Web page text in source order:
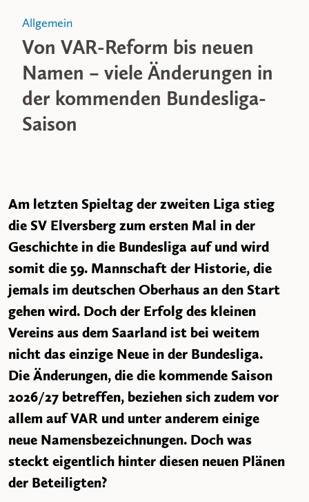
Allgemein
Von VAR-Reform bis neuen
Namen – viele Änderungen in
der kommenden Bundesliga-
Saison
Am letzten Spieltag der zweiten Liga stieg
die SV Elversberg zum ersten Mal in der
Geschichte in die Bundesliga auf und wird
somit die 59. Mannschaft der Historie, die
jemals im deutschen Oberhaus an den Start
gehen wird. Doch der Erfolg des kleinen
Vereins aus dem Saarland ist bei weitem
nicht das einzige Neue in der Bundesliga.
Die Änderungen, die die kommende Saison
2026/27 betreffen, beziehen sich zudem vor
allem auf VAR und unter anderem einige
neue Namensbezeichnungen. Doch was
steckt eigentlich hinter diesen neuen Plänen
der Beteiligten?